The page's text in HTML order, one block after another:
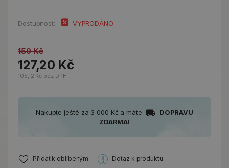
Dostupnost: VYPRODÁNO
159 Kč
127,20 Kč
105,12 Kč bez DPH
Nakupte ještě za 3 000 Kč a máte
DOPRAVU
ZDARMA!
Přidat k oblíbeným Dotaz k produktu